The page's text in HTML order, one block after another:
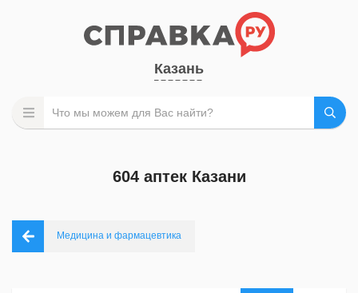
Казань
604 аптек Казани
Медицина и фармацевтика